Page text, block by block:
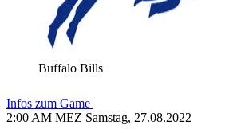
Buffalo Bills
Infos zum Game
2:00 AM MEZ Samstag, 27.08.2022